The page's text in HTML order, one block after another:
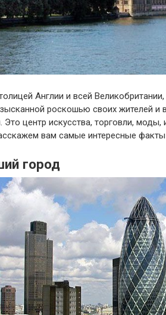
Англии и всей
роскошью своих жителей
Это центр искусства, торговли, моды,
вам самые интересные
город